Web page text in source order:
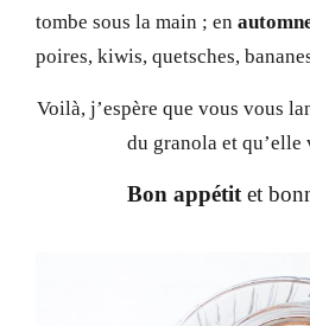
tombe sous la main ; en
poires, kiwis, quetsches,
Voilà, j’espère que vous vous
du granola et qu’elle
Bon appétitet